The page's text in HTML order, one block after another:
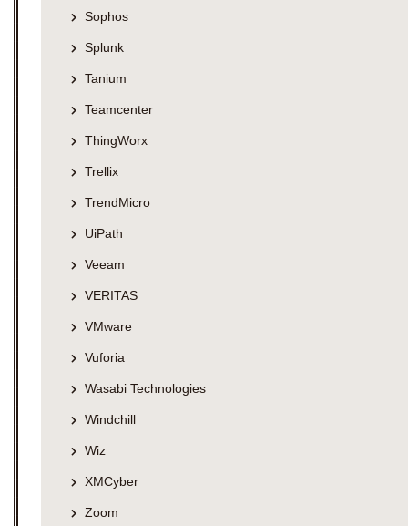
Sophos
Splunk
Tanium
Teamcenter
ThingWorx
Trellix
TrendMicro
UiPath
Veeam
VERITAS
VMware
Vuforia
Wasabi Technologies
Windchill
Wiz
XMCyber
Zoom